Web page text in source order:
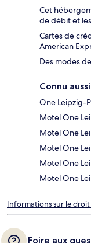
Cet
de débit et
Cartes de
American
Des modes
Connu
One Leipzig-
Motel One
Motel One
Motel One
Motel One
Motel One
Informations sur le
Foire aux